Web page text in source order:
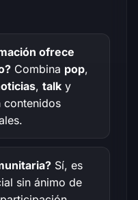
ofrece
Combina pop,
, talk y
contenidos
Sí, es
sin ánimo de